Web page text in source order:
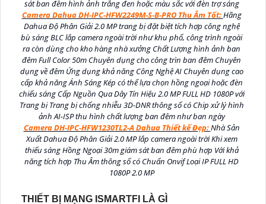
sát ban đêm hình ảnh trắng đen hoặc màu sắc với đèn trợ sáng
Camera Dahua DH-IPC-HFW2249M-S-B-PRO Thu Âm Tốt:Hãng
Dahua Độ Phân Giải 2.0 MP trang bị đặt biệt tích hợp công nghệ
bù sáng BLC lắp camera ngoài trời như khu phố, công trình ngoài
ra còn dùng cho kho hàng nhà xưởng Chất Lượng hình ảnh ban
đêm Full Color 50m Chuyên dụng cho công trìn ban đêm Chuyên
dụng về đêm Ứng dụng khả năng Công Nghệ AI Chuyên dụng cao
cấp khả năng Ánh Sáng Kép có thể lựa chọn hồng ngoại hoặc đèn
chiếu sáng Cấp Nguồn Qua Dây Tín Hiệu 2.0 MP FULL HD 1080P với
Trang bị Trang bị chống nhiễu 3D-DNR thông số có Chip xử lý hình
ảnh AI-ISP thu hình chất lượng ban đêm như ban ngày
Camera DH-IPC-HFW1230TL2-A Dahua Thiết kế Đẹp:Nhà Sản
Xuất Dahua Độ Phân Giải 2.0 MP lắp camera ngoài trời Khi xem
thiếu sáng Hồng Ngoại 30m giám sát ban đêm phù hợp Với khả
năng tích hợp Thu Âm thông số có Chuẩn Onvif Loại IP FULL HD
1080P 2.0 MP
THIẾT BỊ MẠNG ISMARTFI LÀ GÌ